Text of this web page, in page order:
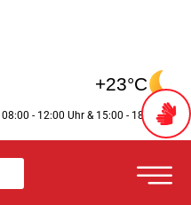
+23°C
08:00 - 12:00 Uhr & 15:00 - 18:00 Uhr